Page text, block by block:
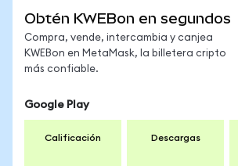
Obtén KWEBon en segundos
Compra, vende, intercambia y canjea
KWEBon en MetaMask, la billetera cripto
más confiable.
Google Play
Calificación Descargas